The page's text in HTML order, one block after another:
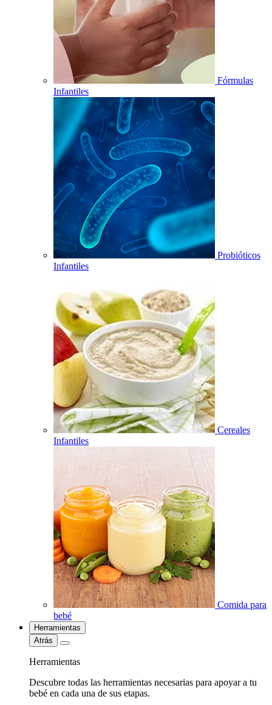
Fórmulas
Infantiles
Probióticos
Infantiles
Cereales
Infantiles
Comida para
bebé
Herramientas
Atrás
Herramientas
Descubre todas las herramientas necesarias para apoyar a tu
bebé en cada una de sus etapas.